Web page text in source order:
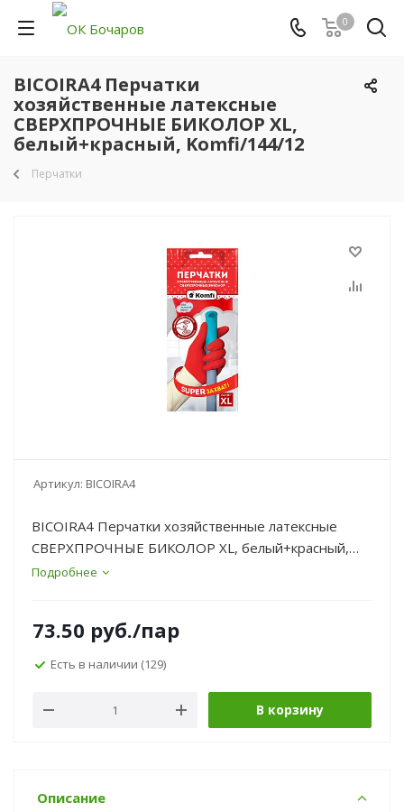
0
BICOIRA4 Перчатки
хозяйственные латексные
СВЕРХПРОЧНЫЕ БИКОЛОР XL,
белый+красный, Komfi/144/12
Перчатки
Артикул: BICOIRA4
BICOIRA4 Перчатки хозяйственные латексные
СВЕРХПРОЧНЫЕ БИКОЛОР XL, белый+красный,
Komfi/144/12
Подробнее
73.50 руб./пар
Есть в наличии (129)
В корзину
Описание